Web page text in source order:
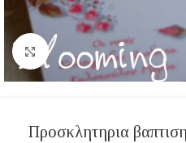
Click to enlarge
Προσκλητηρια